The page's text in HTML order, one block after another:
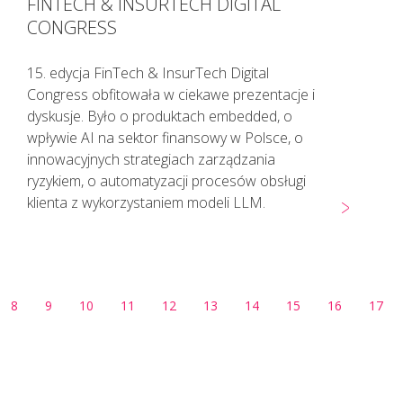
CONGRESS
15. edycja FinTech & InsurTech Digital
Congress obfitowała w ciekawe prezentacje i
dyskusje. Było o produktach embedded, o
wpływie AI na sektor finansowy w Polsce, o
innowacyjnych strategiach zarządzania
ryzykiem, o automatyzacji procesów obsługi
klienta z wykorzystaniem modeli LLM.
8 9 10 11 12 13 14 15 16 17